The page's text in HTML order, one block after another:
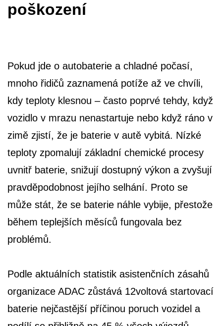
poškození
Pokud jde o autobaterie a chladné počasí,
mnoho řidičů zaznamená potíže až ve chvíli,
kdy teploty klesnou – často poprvé tehdy, když
vozidlo v mrazu nenastartuje nebo když ráno v
zimě zjistí, že je baterie v autě vybitá. Nízké
teploty zpomalují základní chemické procesy
uvnitř baterie, snižují dostupný výkon a zvyšují
pravděpodobnost jejího selhání. Proto se
může stát, že se baterie náhle vybije, přestože
během teplejších měsíců fungovala bez
problémů.
Podle aktuálních statistik asistenčních zásahů
organizace ADAC zůstává 12voltová startovací
baterie nejčastější příčinou poruch vozidel a